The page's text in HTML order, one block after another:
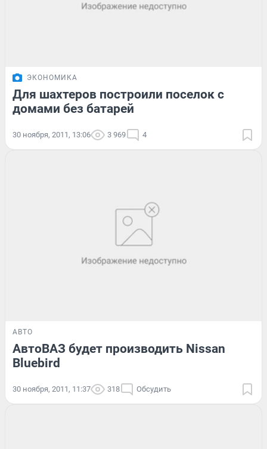
ЭКОНОМИКА
Для шахтеров построили поселок с
домами без батарей
30 ноября, 2011, 13:06 3 969 4
АВТО
АвтоВАЗ будет производить Nissan
Bluebird
30 ноября, 2011, 11:37 318 Обсудить